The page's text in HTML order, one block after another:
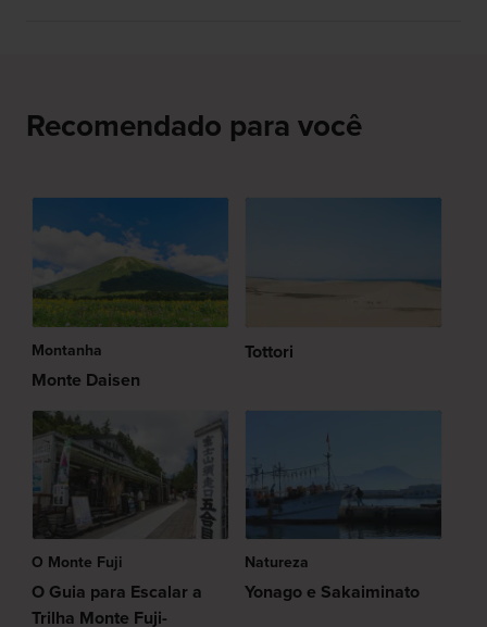
Recomendado para você
Montanha
Monte Daisen
Tottori
O Monte Fuji
O Guia para Escalar a
Trilha Monte Fuji-
Natureza
Yonago e Sakaiminato